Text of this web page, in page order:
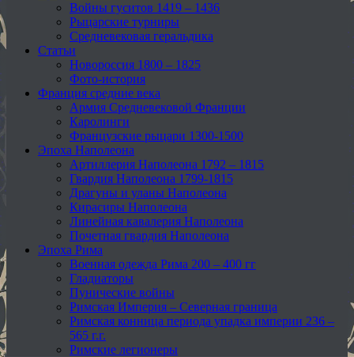
Войны гуситов 1419 – 1436
Рыцарские турниры
Средневековая геральдика
Статьи
Новороссия 1800 – 1825
Фото-история
Франция средние века
Армия Средневековой Франции
Каролинги
Французские рыцари 1300-1500
Эпоха Наполеона
Артиллерия Наполеона 1792 – 1815
Гвардия Наполеона 1799-1815
Драгуны и уланы Наполеона
Кирасиры Наполеона
Линейная кавалерия Наполеона
Почетная гвардия Наполеона
Эпоха Рима
Военная одежда Рима 200 – 400 гг
Гладиаторы
Пунические войны
Римская Империя – Северная граница
Римская конница периода упадка империи 236 –
565 г.г.
Римские легионеры